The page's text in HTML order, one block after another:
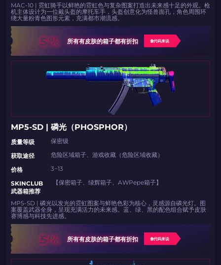
带上你的促销代码
只需抓取区域并将促销代码复制到剪贴板
2024LONG
带上你的促销代码
带上你的促销代码
MAC-10 | 霓虹骑手以鲜艳的霓虹色与复杂图案打造出未来感十足的外观。枪
机主体设计为一位戴头盔的摩托车手，头盔创意化为怪兽面孔，角色周围环
绕大量粉青色图形元素，充满都市潮流感。
5% 所有有皮肤的箱子都有折扣 拿代码来说
MP5-SD | 磷光（PHOSPHOR）
​​质量等级
保密级
​​获取途径​​
危险区域箱子、游戏收藏（危险区域收藏）
​​价格
3−13
SKINCLUB
武器箱推荐
【保密箱子、绿辉箱子、AWPepe箱子】
MP5-SD | 磷光以发光的霓虹图案与鲜艳色彩为核心，灵感源自磷光灯。图
案覆盖武器全身，呈现充满活力的未来感。蓝、绿、黑的配色组合赋予皮肤
赛博感与科技先进感。
5% 所有有皮肤的箱子都有折扣 拿代码来说